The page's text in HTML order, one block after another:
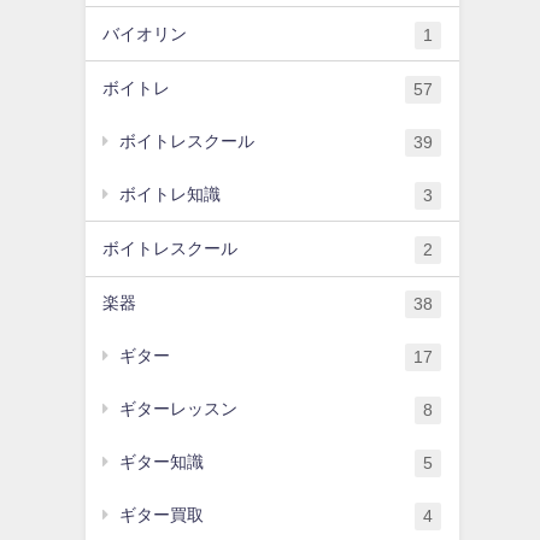
バイオリン 1
ボイトレ 57
ボイトレスクール 39
ボイトレ知識 3
ボイトレスクール 2
楽器 38
ギター 17
ギターレッスン 8
ギター知識 5
ギター買取 4